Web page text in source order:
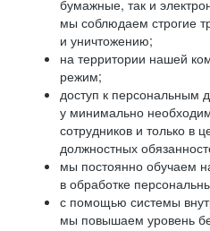
бумажные, так и
мы соблюдаем строгие
и уничтожению;
на территории нашей
режим;
доступ к персональным
у минимально
сотрудников и только в
должностных
мы постоянно обучаем
в обработке
с помощью системы
мы повышаем уровень